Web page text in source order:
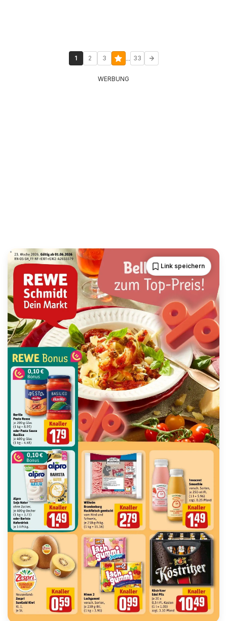
1 2 3 ... 33
WERBUNG
Link speichern